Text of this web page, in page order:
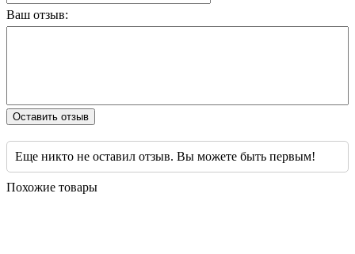
Ваш отзыв:
Оставить отзыв
Еще никто не оставил отзыв. Вы можете быть первым!
Похожие товары